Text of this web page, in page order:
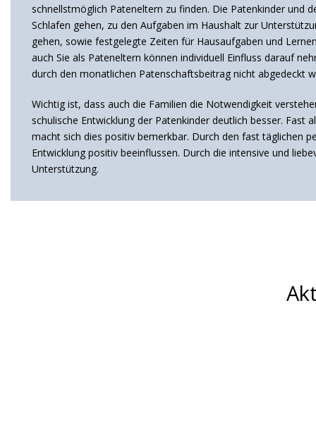
schnellstmöglich Pateneltern zu finden. Die Patenkinder und
Schlafen gehen, zu den Aufgaben im Haushalt zur
gehen, sowie festgelegte Zeiten für Hausaufgaben und
auch Sie als Pateneltern können individuell Einfluss darauf
durch den monatlichen Patenschaftsbeitrag nicht abgedeckt
Wichtig ist, dass auch die Familien die Notwendigkeit
schulische Entwicklung der Patenkinder deutlich besser.
macht sich dies positiv bemerkbar. Durch den fast täglichen
Entwicklung positiv beeinflussen. Durch die intensive und
Unterstützung.